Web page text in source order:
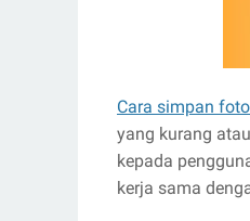
Cara simpan
yang kurang
kepada
kerja sama